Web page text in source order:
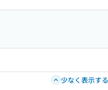
少なく表示する